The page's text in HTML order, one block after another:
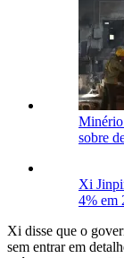
Minério
sobre
Xi
4% em
Xi disse que o
sem entrar em